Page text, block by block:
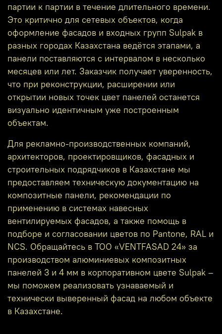
партии к партии в течение длительного времени.
Это критично для сетевых объектов, когда
оформление фасадов и входных групп Sulpak в
разных городах Казахстана ведётся этапами, а
панели поставляются с интервалом в несколько
месяцев или лет. Заказчик получает уверенность,
что при реконструкции, расширении или
открытии новых точек цвет панелей останется
визуально идентичным уже построенным
объектам.
Для рекламно‑производственных компаний,
архитекторов, проектировщиков, фасадных и
строительных подрядчиков в Казахстане мы
предоставляем техническую документацию на
композитные панели, рекомендации по
применению в системах навесных
вентилируемых фасадов, а также помощь в
подборе и согласовании цветов по Pantone, RAL и
NCS. Обращайтесь в ТОО «VENTFASAD 24» за
производством алюминиевых композитных
панелей 3 и 4 мм в корпоративном цвете Sulpak –
мы поможем реализовать узнаваемый и
технически выверенный фасад на любом объекте
в Казахстане.